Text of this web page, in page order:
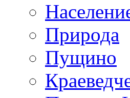
Природа
Пущино